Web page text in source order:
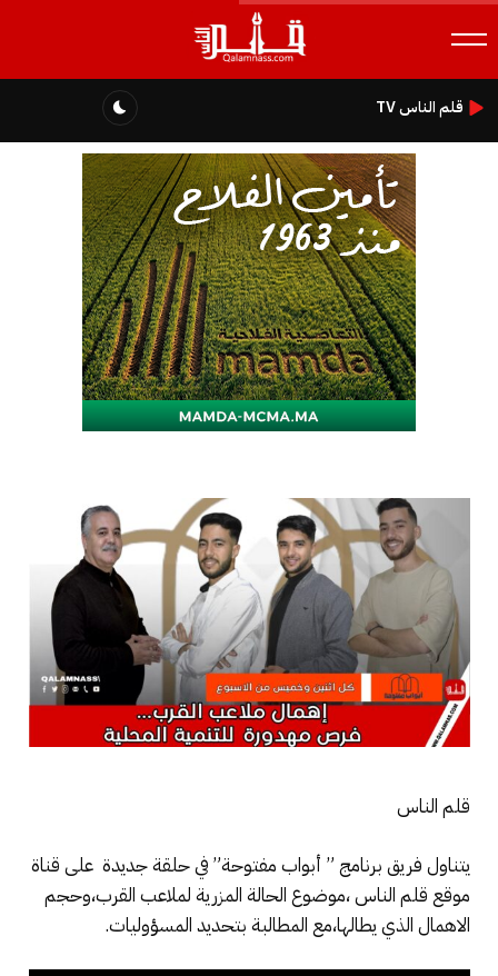
قلم الناس TV
قلم الناس
يتناول فريق برنامج ” أبواب مفتوحة” في حلقة جديدة على قناة
موقع قلم الناس ،موضوع الحالة المزرية لملاعب القرب،وحجم
الاهمال الذي يطالها،مع المطالبة بتحديد المسؤوليات.